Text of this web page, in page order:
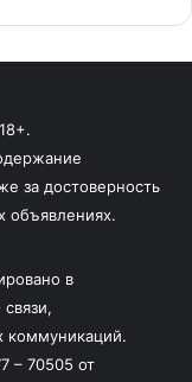
за достоверность
объявлениях.
в
коммуникаций.
– 70505 от